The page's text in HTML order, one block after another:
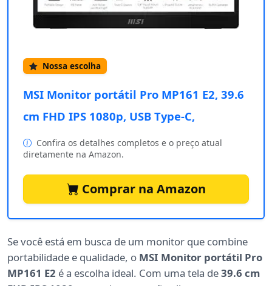
Nossa escolha
MSI Monitor portátil Pro MP161 E2, 39.6
cm FHD IPS 1080p, USB Type-C,
Confira os detalhes completos e o preço atual
diretamente na Amazon.
Comprar na Amazon
Se você está em busca de um monitor que combine
portabilidade e qualidade, o MSI Monitor portátil Pro
MP161 E2 é a escolha ideal. Com uma tela de39.6 cm